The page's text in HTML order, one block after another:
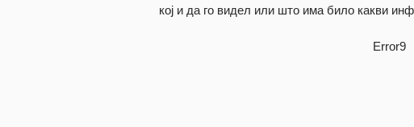
кој и да го видел или што има било какви
Error9